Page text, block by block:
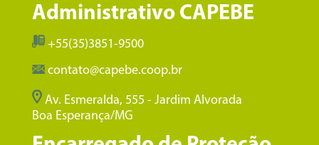
Administrativo CAPEBE
+55(35)3851-9500
contato@capebe.coop.br
Av. Esmeralda, 555 - Jardim Alvorada
Boa Esperança/MG